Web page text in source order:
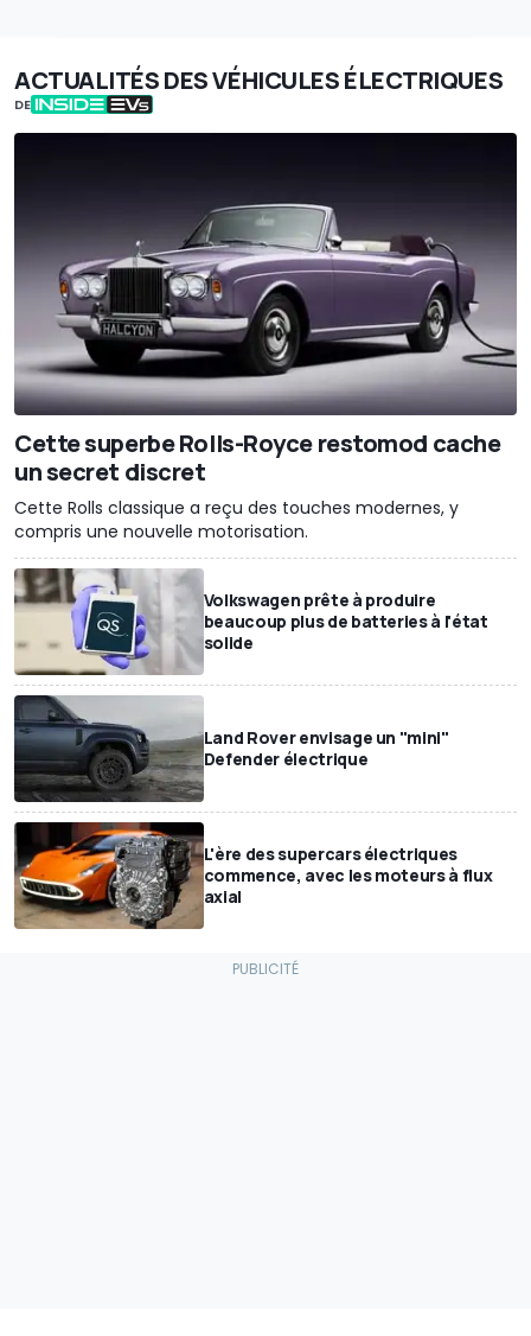
ACTUALITÉS DES VÉHICULES ÉLECTRIQUES
DE
Cette superbe Rolls-Royce restomod cache
un secret discret
Cette Rolls classique a reçu des touches modernes, y
compris une nouvelle motorisation.
Volkswagen prête à produire
beaucoup plus de batteries à l'état
solide
Land Rover envisage un "mini"
Defender électrique
L'ère des supercars électriques
commence, avec les moteurs à flux
axial